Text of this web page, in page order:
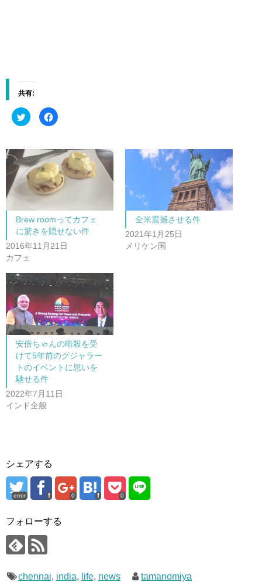
共有:
ク
リ
て
T
w
i
t
t
e
r
で
共
有
(
新
し
い
ウ
ィ
ド
ウ
開
き
ま
す
)
F
a
o
o
k
で
共
有
す
は
ク
リ
ッ
ク
し
い
新
し
い
ウ
ィ
ン
ド
ウ
で
開
き
Brew roomってカフェ
に驚きを隠せない件
2016年11月21日
カフェ
全米震撼させる件
2021年1月25日
メリケン国
安倍ちゃんの暗殺を受
けて5年前のグジャラー
トのイベントに思いを
馳せる件
2022年7月11日
インド全般
シェアする
error 0 0
フォローする
chennai, india, life, news tamanomiya